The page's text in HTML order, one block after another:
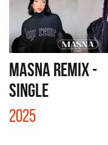
MASNA REMIX -
SINGLE
2025